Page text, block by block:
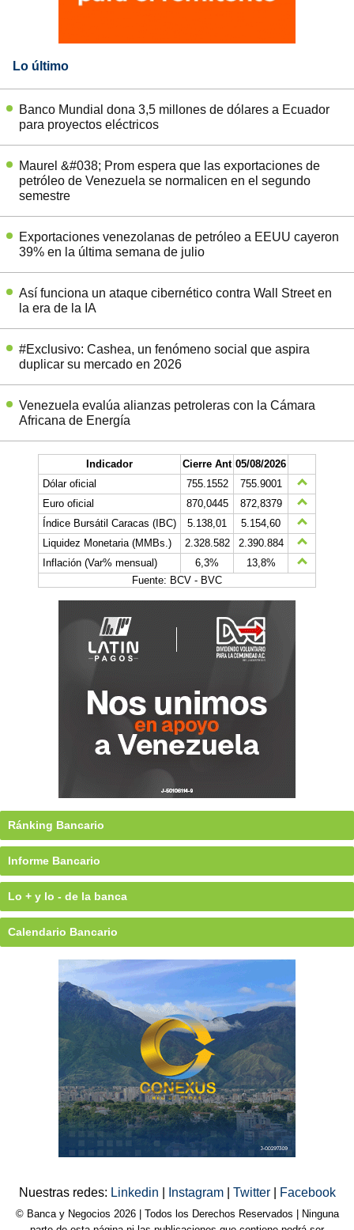
Lo último
Banco Mundial dona 3,5 millones de dólares a Ecuador
para proyectos eléctricos
Maurel &#038; Prom espera que las exportaciones de
petróleo de Venezuela se normalicen en el segundo
semestre
Exportaciones venezolanas de petróleo a EEUU cayeron
39% en la última semana de julio
Así funciona un ataque cibernético contra Wall Street en
la era de la IA
#Exclusivo: Cashea, un fenómeno social que aspira
duplicar su mercado en 2026
Venezuela evalúa alianzas petroleras con la Cámara
Africana de Energía
Indicador Cierre Ant 05/08/2026
Dólar oficial
755.1552
755.9001
Euro oficial
870,0445
872,8379
Índice Bursátil Caracas (IBC)
5.138,01
5.154,60
Liquidez Monetaria (MMBs.)
2.328.582
2.390.884
Inflación (Var% mensual)
6,3%
13,8%
Fuente: BCV - BVC
Ránking Bancario
Informe Bancario
Lo + y lo - de la banca
Calendario Bancario
Nuestras redes: Linkedin Instagram Twitter Facebook
© Banca y Negocios 2026 | Todos los Derechos Reservados | Ninguna